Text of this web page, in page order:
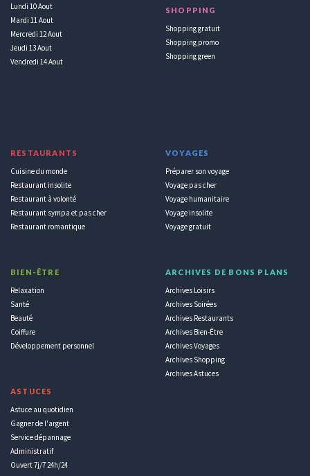
Lundi 10 Aout
Mardi 11 Aout
Mercredi 12 Aout
Jeudi 13 Aout
Vendredi 14 Aout
SHOPPING
Shopping gratuit
Shopping promo
Shopping green
RESTAURANTS
Cuisine du monde
Restaurant insolite
Restaurant à volonté
Restaurant sympa et pas cher
Restaurant romantique
BIEN-ÊTRE
Relaxation
Santé
Beauté
Coiffure
Développement personnel
ASTUCES
Astuce au quotidien
Gagner de l'argent
Service dépannage
Administratif
Ouvert 7j/7 24h/24
VOYAGES
Préparer son voyage
Voyage pas cher
Voyage humanitaire
Voyage insolite
Voyage gratuit
ARCHIVES DE BONS PLANS
Archives Loisirs
Archives Soirées
Archives Restaurants
Archives Bien-Être
Archives Voyages
Archives Shopping
Archives Astuces